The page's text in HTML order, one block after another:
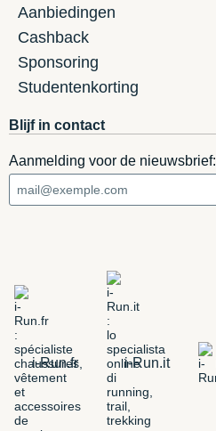
Aanbiedingen
Cashback
Sponsoring
Studentenkorting
Blijf in contact
Aanmelding voor de nieuwsbrief:
i-Run.fr i-Run.it